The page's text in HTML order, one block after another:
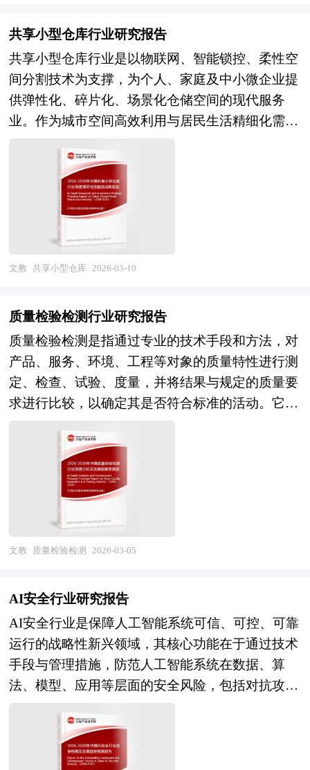
验，形成了独特的产业研究及战略投资一体化服务
体系，涉及8000多个细分行业，积累了数十万份行
业研究报告数据库、服务了20多万家企事业单位，
现已成为中国最具影响力的产业研究咨询综合服务
机构。集团下属研究院的产业研究报告在大量周密
商务部、国家市场监督管理总局、国家发改委、国
家经济信息中心、国务院发展研究中心、国家海关
总署、中国经济景气监测中心、中国行业研究网、
国内外相关报刊杂志的基础信息以及古玩专业研究
单位等公布和提供的大量资料。对我国古玩的行业
现状、市场各类经营指标的情况、重点企业状况、
析，并根据古玩行业的政策经济发展环境对古玩行
业潜在的风险和防范建议进行分析。 《2026年版
古玩产业规划专项研究报告》由中研产业规划院领
衔制作，精英专家团队在上千个重大项目积累了宝
贵经验，为项目成功落地保驾护航。中研产业规划
院率先在业内提出“全流程一体化”综合解决方案，
提供从前期拿地策划、定位策划、概念规划、空间
规划、总体规划、城市设计、建筑设计、景观设
计、IP设计、商业模式设计、招商、投资、运营等
一系列咨询服务。 中研普华通过对古玩行业长期
跟踪监测，分析古玩行业需求、供给、经营特性、
获取能力、产业链和价值链等多方面的内容，整合
源，为客户提供深度的古玩行业研究报告，以专业
的研究方法帮助客户深入的了解古玩行业，发现投
资价值和投资机会，规避经营风险，提高管理和运
营能力。古玩行业报告是从事古玩行业投资之前，
对古玩行业相关各种因素进行具体调查、研究、分
意见建议对策等，为古玩行业投资决策者和主管机
关审批的研究性报告。以阐述对古玩行业的理论认
识为主要内容，重在研究古玩行业本质及规律性认
制难度，更依赖于全链条的防伪溯源体系构建、执
企业自律与技术防护相结合的社会系统工程。 当
前，我国防伪技术行业正处于从传统物理防伪向数
字化智能防伪转型的关键阶段，技术创新与产业升
级同步加速。在技术应用层面，激光全息、温变油
墨、安全线、水印纸张等传统物理防伪技术仍占据
主流市场份额，但面临技术门槛降低、仿制手段升
级的压力；二维码防伪、RFID射频识别、NFC近
场通信等数字防伪技术快速普及，实现了从"人眼
识别"向"设备识读"、从"单一验证"向"全程溯源"的
能力跃升；区块链存证、人工智能图像识别、隐形
数字水印等前沿技术开始在高端防伪领域应用，提
业格局层面，行业呈现分散化竞争特征，大量中小
型企业集中于低端防伪材料生产，具备综合解决方
案提供能力的头部企业较少，跨行业、跨区域的防
伪溯源公共服务平台建设尚处探索期。与此同时，
行业面临标准体系不统一、数据孤岛现象严重、中
缺等深层挑战，假冒伪劣商品在电商直播、社交电
商等新兴渠道呈现新的蔓延态势，对防伪技术的实
时性、精准性和用户体验提出更高要求。 展望未
来，防伪技术行业的发展将深度融入数字中国建设
和品牌强国战略，呈现出"技术融合创新、场景纵
深拓展、生态协同共建、服务价值凸显"的演进趋
造门槛；基于人工智能的实时防伪验证和异常交易
预警系统将大幅提升打假效率；隐私计算技术的应
用将在保护商业机密的同时实现跨企业、跨行业的
防伪数据协同；物联网与区块链的结合将构建从原
材料采购到终端消费的全生命周期可信溯源体系。
在应用拓展层面，食品农产品领域的产地溯源与质
量安全防伪需求将持续释放，医药领域的疫苗追溯
和医保药品监管将强化防伪技术的刚性应用，奢侈
共享小型仓库行业研究报告
共享小型仓库行业是以物联网、智能锁控、柔性空
间分割技术为支撑，为个人、家庭及中小微企业提
供弹性化、碎片化、场景化仓储空间的现代服务
业。作为城市空间高效利用与居民生活精细化需求
深度融合的创新业态，共享小型仓库不仅是破解居
住空间不足、企业库存周转低效等痛点的关键解决
方案，更是推动城市更新、激活存量资产、服务灵
活就业经济的重要载体。在"十五五"时期消费升级
深化、城市密度持续提升、企业轻资产运营需求迫
切的宏观背景下，该行业已从传统的"迷你仓"概
念，演进为融合智能管理、即时服务、多元增值的
治理精细化水平与居民生活幸福感的提升。 当
性分化并存的战略机遇期。市场格局层面，行业呈
现"大行业、小企业"的典型特征，区域性连锁品牌
与社区型单体店构成市场主体，以迷你考拉仓、大
众迷你仓为代表的头部品牌通过标准化运营、数字
化管理、品牌化营销加速规模化扩张，而大量中小
运营者仍停留在"二房东"模式的粗放经营阶段，服
务质量参差不齐、安全保障能力不足、专业运营人
才短缺等问题突出。服务模式层面，行业已从个人
存放换季衣物、装修家具等基础场景，延伸至企业
库存周转、电商货品暂存、档案文件托管、红酒收
藏等多元化场景，用户从"被动选择"转向"主动定
出更高要求。技术融合层面，24小时智能门禁、远
程视频监控、温湿度物联网感知、AI驱动的空间优
化算法等技术已初步应用，但整体渗透率仍较低，
数据孤岛与跨平台互认机制缺失制约行业协同效
率。与此同时，行业标准缺失、消防合规成本高、
突出，制约规模化复制与下沉市场渗透。 未来，
共享小型仓库行业将沿专业化、品牌化、平台化、
融合化四条主线加速演进。专业化维度，行业将从
文教 共享小型仓库 2026-03-10
质量检验检测行业研究报告
质量检验检测是指通过专业的技术手段和方法，对
产品、服务、环境、工程等对象的质量特性进行测
定、检查、试验、度量，并将结果与规定的质量要
求进行比较，以确定其是否符合标准的活动。它是
确保质量的重要手段，贯穿于产品或服务的整个生
命周期，从原材料采购、生产过程控制，到成品出
厂检验以及售后质量监督等各个环节。 我国质量
检验检测行业构建了一套由政府部门主导监管、行
业自律组织协同辅助的管理体制，旨在确保行业规
范、有序、健康发展。 我国质量检验检测机构数
量庞大，截至目前已达数万家。这些机构包括政府
机构、民营企业检测机构以及外资检测机构。不同
资质认定、政策解读等方面具有权威性；国有企业
检测机构在大型项目、特定行业检测中具有资源和
技术优势；民营企业检测机构机制灵活，在细分市
场和本地化服务方面表现突出；外资检测机构凭借
先进技术和国际品牌影响力，在高端检测市场占据
一定份额。市场竞争激烈，价格竞争、服务竞争、
技术竞争并存。部分小型检测机构主要依靠低价策
文教 质量检验检测 2026-03-05
AI安全行业研究报告
AI安全行业是保障人工智能系统可信、可控、可靠
运行的战略性新兴领域，其核心功能在于通过技术
手段与管理措施，防范人工智能系统在数据、算
法、模型、应用等层面的安全风险，包括对抗攻
击、数据投毒、模型窃取、偏见歧视、幻觉输出、
自主失控等威胁，确保AI技术符合伦理规范、法律
法规与社会价值观，为AI技术的规模化应用与产业